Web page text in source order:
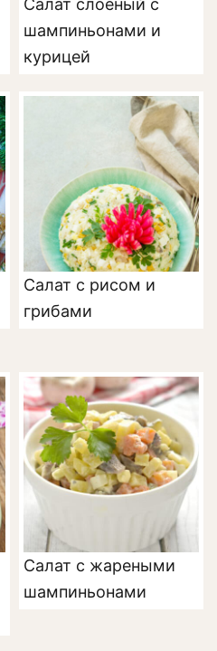
Салат слоеный с
шампиньонами и
курицей
Салат с рисом и
грибами
Салат с жареными
шампиньонами